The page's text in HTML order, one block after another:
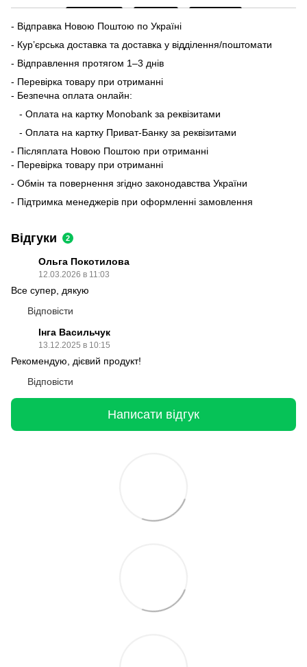
- Відправка Новою Поштою по Україні
- Кур’єрська доставка та доставка у відділення/поштомати
- Відправлення протягом 1–3 днів
- Перевірка товару при отриманні
- Безпечна оплата онлайн:
- Оплата на картку Monobank за реквізитами
- Оплата на картку Приват-Банку за реквізитами
- Післяплата Новою Поштою при отриманні
- Перевірка товару при отриманні
- Обмін та повернення згідно законодавства України
- Підтримка менеджерів при оформленні замовлення
Відгуки 2
Ольга Покотилова
12.03.2026 в 11:03
Все супер, дякую
Відповісти
Інга Васильчук
13.12.2025 в 10:15
Рекомендую, дієвий продукт!
Відповісти
Написати відгук